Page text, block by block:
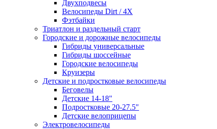
Двухподвесы
Велосипеды Dirt / 4X
Фэтбайки
Триатлон и раздельный старт
Городские и дорожные велосипеды
Гибриды универсальные
Гибриды шоссейные
Городские велосипеды
Круизеры
Детские и подростковые велосипеды
Беговелы
Детские 14-18"
Подростковые 20-27.5"
Детские велоприцепы
Электровелосипеды